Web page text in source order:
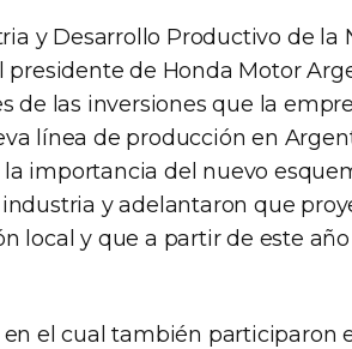
y Desarrollo Productivo de la
de Honda Motor
de las inversiones que la
línea de producción en
importancia del nuevo
y adelantaron que
local y que a partir de este
el cual también participaron